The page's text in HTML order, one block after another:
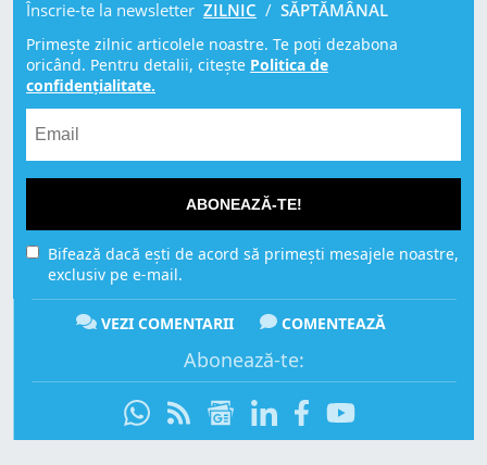
Înscrie-te la newsletter ZILNIC / SĂPTĂMÂNAL
Primește zilnic articolele noastre. Te poți dezabona
oricând. Pentru detalii, citește Politica de
confidențialitate.
ABONEAZĂ-TE!
Bifează dacă ești de acord să primești mesajele noastre,
exclusiv pe e-mail.
VEZI COMENTARII COMENTEAZĂ
Abonează-te: